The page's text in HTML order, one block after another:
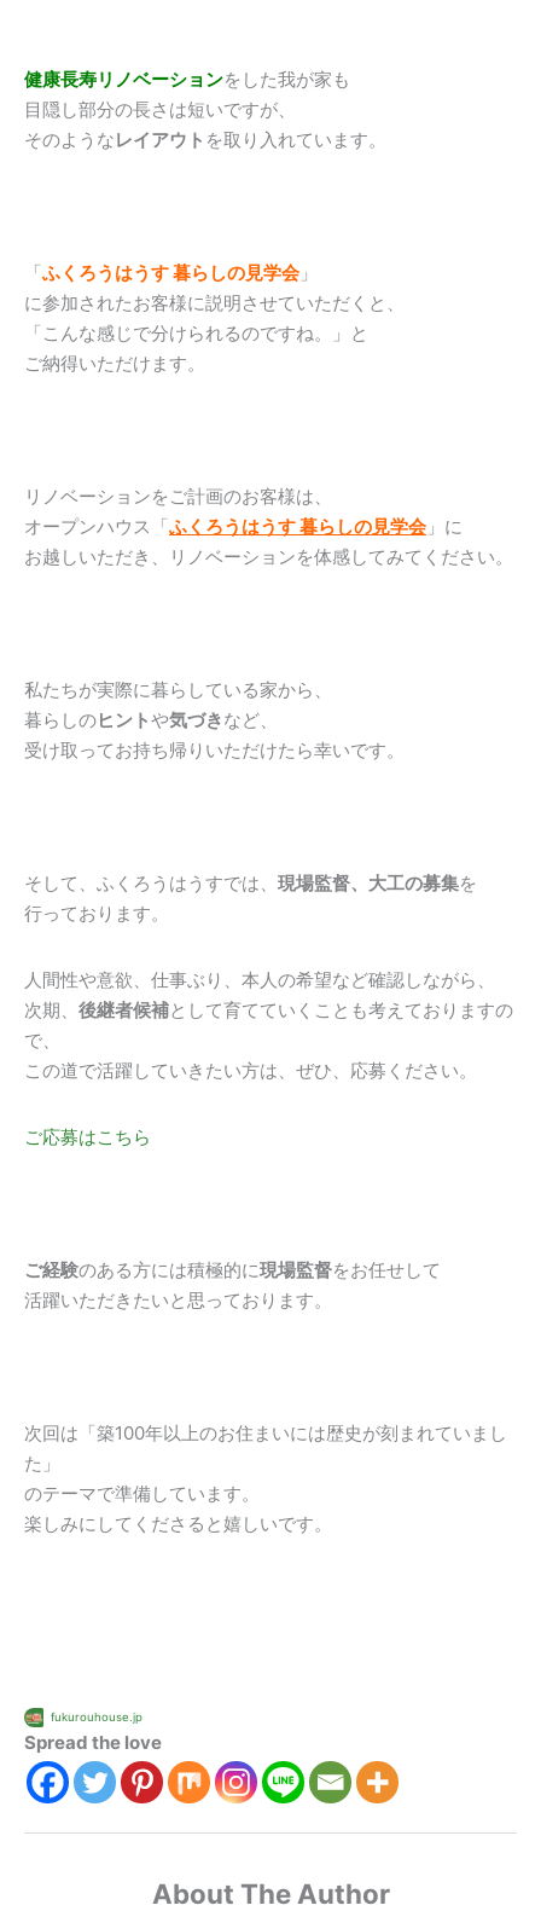
健康長寿リノベーションをした我が家も
目隠し部分の長さは短いですが、
そのようなレイアウト を取り入れています。
「ふくろうはうす 暮らしの見学会」
に参加されたお客様に説明させていただくと、
「こんな感じで分けられるのですね。」と
ご納得いただけます。
リノベーションをご計画のお客様は、
オープンハウス「ふくろうはうす 暮らしの見学会」に
お越しいただき、リノベーションを体感してみてください。
私たちが実際に暮らしている家から、
暮らしのヒントや気づきなど、
受け取ってお持ち帰りいただけたら幸いです。
そして、ふくろうはうすでは、 現場監督、大工の募集を
行っております。
人間性や意欲、仕事ぶり、本人の希望など確認しながら、
次期、 後継者候補として育てていくことも考えておりますの
で、
この道で活躍していきたい方は、ぜひ、応募ください。
ご応募はこちら
ご経験のある方には積極的に現場監督をお任せして
活躍いただきたいと思っております。
次回は「築100年以上のお住まいには歴史が刻まれていまし
た」
のテーマで準備しています。
楽しみにしてくださると嬉しいです。
fukurouhouse.jp
Spread the love
About The Author